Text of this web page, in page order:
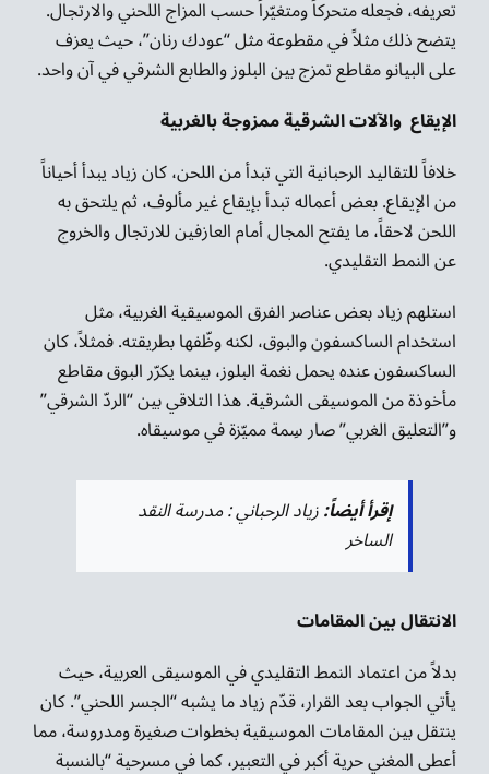
تعريفه، فجعله متحركاً ومتغيّراً حسب المزاج اللحني والارتجال.
يتضح ذلك مثلاً في مقطوعة مثل “عودك رنان”، حيث يعزف
على البيانو مقاطع تمزج بين البلوز والطابع الشرقي في آن واحد.
الإيقاع والآلات الشرقية ممزوجة بالغربية
خلافاً للتقاليد الرحبانية التي تبدأ من اللحن، كان زياد يبدأ أحياناً
من الإيقاع. بعض أعماله تبدأ بإيقاع غير مألوف، ثم يلتحق به
اللحن لاحقاً، ما يفتح المجال أمام العازفين للارتجال والخروج
عن النمط التقليدي.
استلهم زياد بعض عناصر الفرق الموسيقية الغربية، مثل
استخدام الساكسفون والبوق، لكنه وظّفها بطريقته. فمثلاً، كان
الساكسفون عنده يحمل نغمة البلوز، بينما يكرّر البوق مقاطع
مأخوذة من الموسيقى الشرقية. هذا التلاقي بين “الردّ الشرقي”
و”التعليق الغربي” صار سِمة مميّزة في موسيقاه.
إقرأ أيضاً:زياد الرحباني : مدرسة النقد
الساخر
الانتقال بين المقامات
بدلاً من اعتماد النمط التقليدي في الموسيقى العربية، حيث
يأتي الجواب بعد القرار، قدّم زياد ما يشبه “الجسر اللحني”. كان
ينتقل بين المقامات الموسيقية بخطوات صغيرة ومدروسة، مما
أعطى المغني حرية أكبر في التعبير، كما في مسرحية “بالنسبة